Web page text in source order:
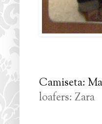
Camiseta:
loafers: Zara